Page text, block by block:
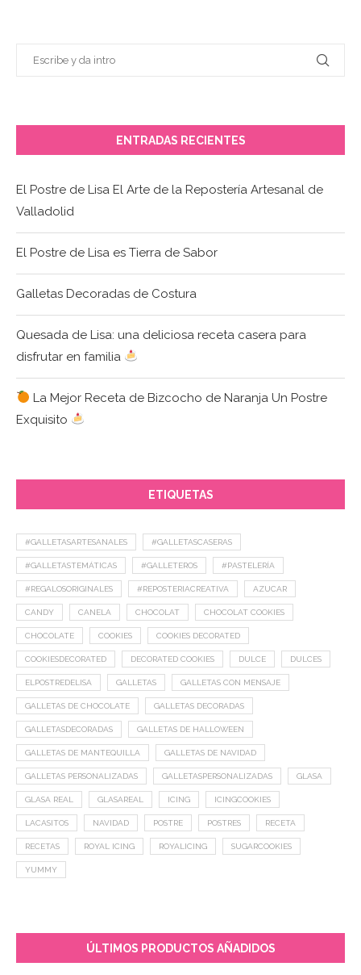
ENTRADAS RECIENTES
El Postre de Lisa El Arte de la Repostería Artesanal de
Valladolid
El Postre de Lisa es Tierra de Sabor
Galletas Decoradas de Costura
Quesada de Lisa: una deliciosa receta casera para
disfrutar en familia
La Mejor Receta de Bizcocho de Naranja Un Postre
Exquisito
ETIQUETAS
#GALLETASARTESANALES #GALLETASCASERAS
#GALLETASTEMÁTICAS #GALLETEROS #PASTELERÍA
#REGALOSORIGINALES #REPOSTERIACREATIVA AZUCAR
CANDY CANELA CHOCOLAT CHOCOLAT COOKIES
CHOCOLATE COOKIES COOKIES DECORATED
COOKIESDECORATED DECORATED COOKIES DULCE DULCES
ELPOSTREDELISA GALLETAS GALLETAS CON MENSAJE
GALLETAS DE CHOCOLATE GALLETAS DECORADAS
GALLETASDECORADAS GALLETAS DE HALLOWEEN
GALLETAS DE MANTEQUILLA GALLETAS DE NAVIDAD
GALLETAS PERSONALIZADAS GALLETASPERSONALIZADAS GLASA
GLASA REAL GLASAREAL ICING ICINGCOOKIES
LACASITOS NAVIDAD POSTRE POSTRES RECETA
RECETAS ROYAL ICING ROYALICING SUGARCOOKIES
YUMMY
ÚLTIMOS PRODUCTOS AÑADIDOS